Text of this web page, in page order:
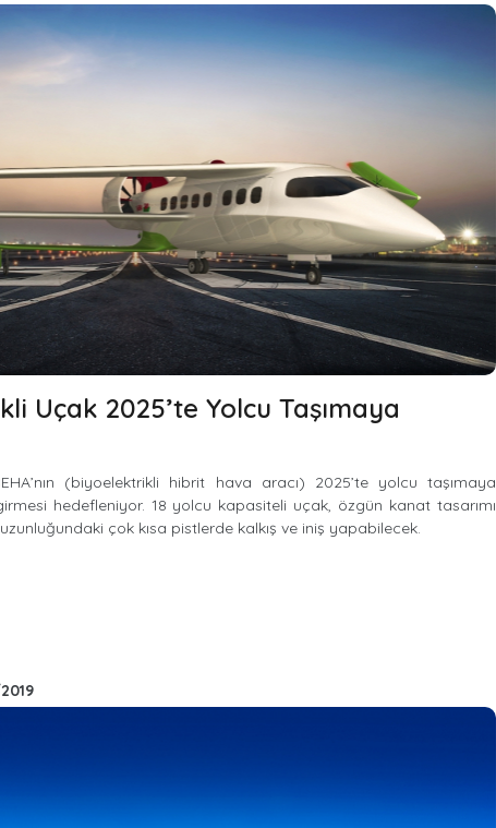
Uçak 2025’te Yolcu Taşımaya
(biyoelektrikli hibrit hava aracı) 2025’te yolcu taşımaya
hedefleniyor. 18 yolcu kapasiteli uçak, özgün kanat tasarımı
çok kısa pistlerde kalkış ve iniş yapabilecek.